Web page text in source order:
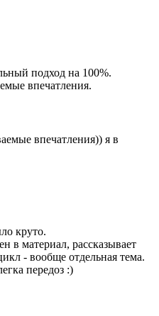
подход на 100%.
впечатления.
впечатления)) я в
круто.
в материал, рассказывает
- вообще отдельная тема.
передоз :)